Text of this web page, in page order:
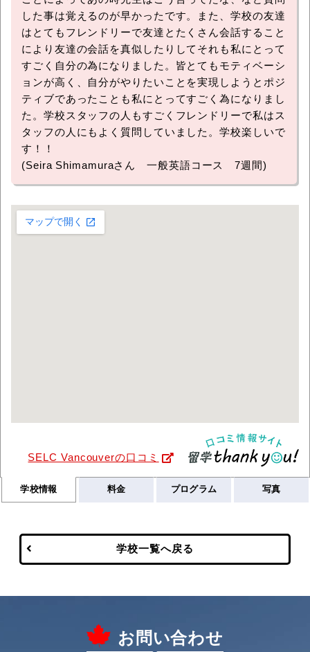
した事は覚えるのが早かったです。また、学校の友達
はとてもフレンドリーで友達とたくさん会話すること
により友達の会話を真似したりしてそれも私にとって
すごく自分の為になりました。皆とてもモティベーシ
ョンが高く、自分がやりたいことを実現しようとポジ
ティブであったことも私にとってすごく為になりまし
た。学校スタッフの人もすごくフレンドリーで私はス
タッフの人にもよく質問していました。学校楽しいで
す！！
(Seira Shimamuraさん 一般英語コース 7週間)
SELC Vancouverの口コミ
学校情報 料金 プログラム 写真
学校一覧へ戻る
お問い合わせ